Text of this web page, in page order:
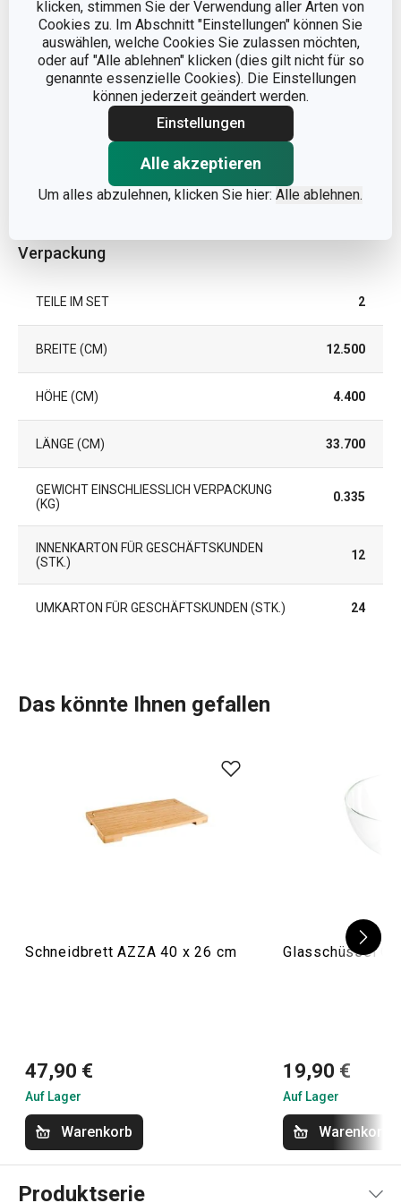
klicken, stimmen Sie der Verwendung aller Arten von
Cookies zu. Im Abschnitt "Einstellungen" können Sie
auswählen, welche Cookies Sie zulassen möchten,
oder auf "Alle ablehnen" klicken (dies gilt nicht für so
genannte essenzielle Cookies). Die Einstellungen
können jederzeit geändert werden.
Einstellungen
Alle akzeptieren
Um alles abzulehnen, klicken Sie hier: Alle ablehnen.
TIEFKÜHLGEEIGNET Ja
SPÜLMASCHINE
8592973118902
GARANTIE (IN JAHREN)
Verpackung
TEILE IM SET 2
BREITE (CM) 12.500
HÖHE (CM) 4.400
LÄNGE (CM) 33.700
GEWICHT EINSCHLIESSLICH VERPACKUNG (
KG)
0.335
INNENKARTON FÜR GESCHÄFTSKUNDEN
(STK.)
12
UMKARTON FÜR GESCHÄFTSKUNDEN (STK.) 24
Das könnte Ihnen gefallen
Schneidbrett AZZA 40 x 26 cm
47,90 €
Auf Lager
Warenkorb
Glasschüssel
19,90 €
Auf Lager
Warenkorb
Produktserie